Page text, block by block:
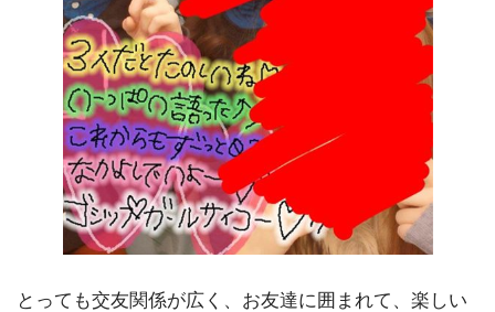
とっても交友関係が広く、お友達に囲まれて、楽しい